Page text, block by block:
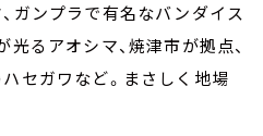
ガンプラで有名なバンダイス
るアオシマ、焼津市が拠点、
セガワなど。まさしく地場